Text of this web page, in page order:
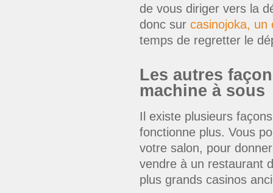
de vous diriger vers la
donc sur casinojoka, un
temps de regretter le
Les autres
machine à sous
Il existe plusieurs
fonctionne plus. Vous
votre salon, pour
vendre à un restaurant
plus grands casinos